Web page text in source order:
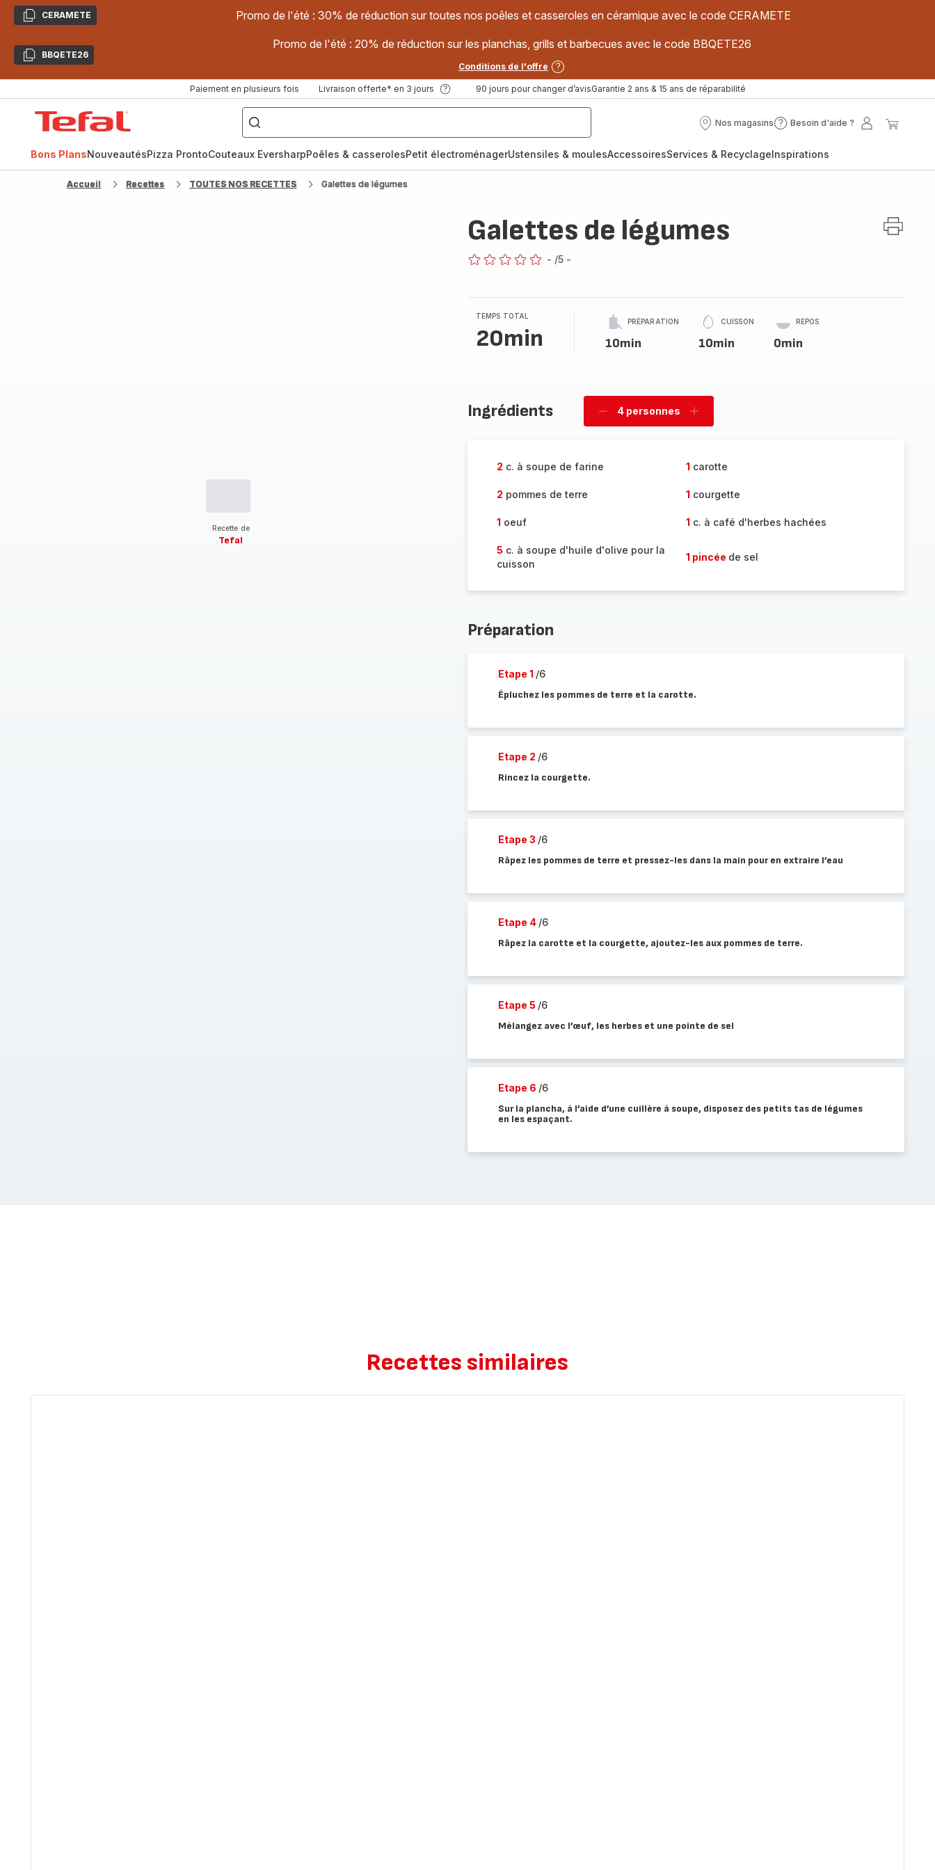
CopierCERAMETE Promo de l'été : 30% de réduction sur toutes nos poêles et casseroles en céramique avec le code CERAMETE
CopierBBQETE26
Promo de l'été : 20% de réduction sur les planchas, grills et barbecues avec le code BBQETE26
Conditions de l'offre
Paiement en plusieurs fois Livraison offerte* en 3 jours 90 jours pour changer d’avisGarantie 2 ans & 15 ans de réparabilité
["Poêles
inox,
Cake
Factory,
Nos magasins
Nos
Besoin d'aide ?
Besoin
?
Mon
Bons PlansNouveautésPizza ProntoCouteaux EversharpPoêles & casserolesPetit électroménagerUstensiles & moulesAccessoiresServices & RecyclageInspirations
Accueil Recettes TOUTES NOS RECETTES Galettes de légumes
Recette de
Tefal
Galettes de légumes
- /5 -
TEMPS TOTAL
20min
PRÉPARATION
10min
CUISSON
10min
REPOS
0min
Ingrédients
Supprimer
4 personnes
Ajouter
2 c. à soupe de farine 1 carotte
2 pommes de terre 1 courgette
1 oeuf 1 c. à café d'herbes hachées
5 c. à soupe d'huile d'olive pour la
cuisson
1 pincée de sel
Préparation
Etape 1 /6
Épluchez les pommes de terre et la carotte.
Etape 2 /6
Rincez la courgette.
Etape 3 /6
Râpez les pommes de terre et pressez-les dans la main pour en extraire l’eau
Etape 4 /6
Râpez la carotte et la courgette, ajoutez-les aux pommes de terre.
Etape 5 /6
Mélangez avec l’œuf, les herbes et une pointe de sel
Etape 6 /6
Sur la plancha, à l’aide d’une cuillère à soupe, disposez des petits tas de légumes
en les espaçant.
Recettes similaires